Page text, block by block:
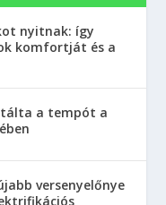
nyitnak: így
komfortját és a
a tempót a
versenyelőnye